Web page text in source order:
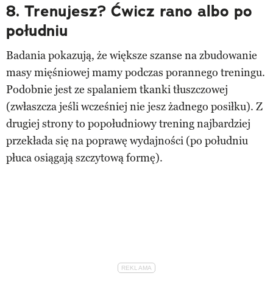
8. Trenujesz? Ćwicz rano albo po
południu
Badania pokazują, że większe szanse na zbudowanie
masy mięśniowej mamy podczas porannego treningu.
Podobnie jest ze spalaniem tkanki tłuszczowej
(zwłaszcza jeśli wcześniej nie jesz żadnego posiłku). Z
drugiej strony to popołudniowy trening najbardziej
przekłada się na poprawę wydajności (po południu
płuca osiągają szczytową formę).